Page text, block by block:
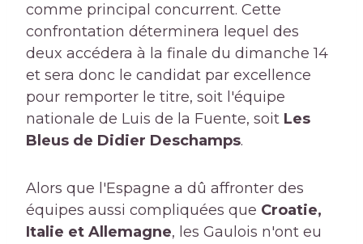
comme principal concurrent. Cette
confrontation déterminera lequel des
deux accédera à la finale du dimanche 14
et sera donc le candidat par excellence
pour remporter le titre, soit l'équipe
nationale de Luis de la Fuente, soit Les
Bleus de Didier Deschamps.
Alors que l'Espagne a dû affronter des
équipes aussi compliquées que Croatie,
Italie et Allemagne, les Gaulois n'ont eu